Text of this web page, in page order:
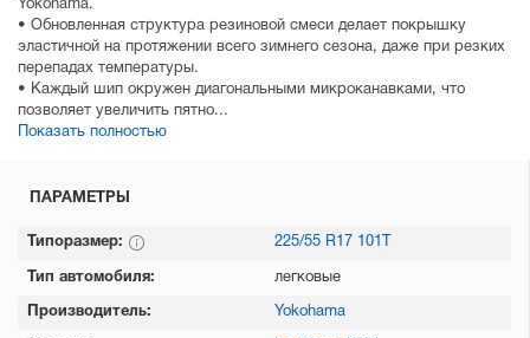
Yokohama.
• Обновленная структура резиновой смеси делает покрышку
эластичной на протяжении всего зимнего сезона, даже при резких
перепадах температуры.
• Каждый шип окружен диагональными микроканавками, что
позволяет увеличить пятно...
Показать полностью
ПАРАМЕТРЫ
Типоразмер: 225/55 R17 101T
Тип автомобиля: легковые
Производитель: Yokohama